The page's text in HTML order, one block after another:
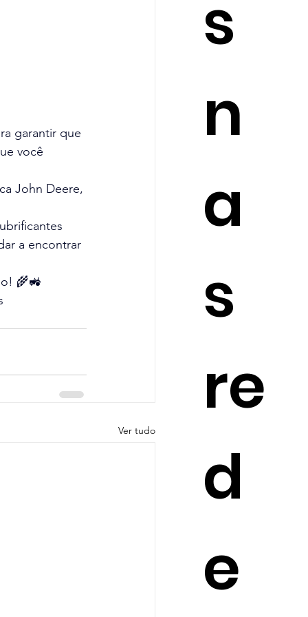
s
n
a
s
re
d
e
garantir que
você
John Deere,
a encontrar
🌾🚜
Ver tudo